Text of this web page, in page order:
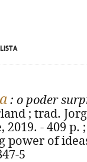
: o poder
; trad.
2019. - 409
power of
5